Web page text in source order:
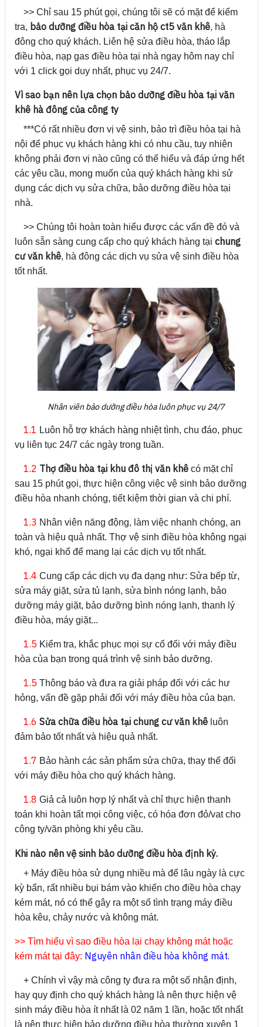
>> Chỉ sau 15 phút gọi, chúng tôi sẽ có mặt để kiểm
tra, bảo dưỡng điều hòa tại căn hộ ct5 văn khê, hà
đông cho quý khách. Liên hệ sửa điều hòa, tháo lắp
điều hòa, nạp gas điều hòa tại nhà ngay hôm nay chỉ
với 1 click gọi duy nhất, phục vụ 24/7.
Vì sao bạn nên lựa chọn bảo dưỡng điều hòa tại văn
khê hà đông của công ty
***Có rất nhiều đơn vị vệ sinh, bảo trì điều hòa tại hà
nội để phục vụ khách hàng khi có nhu cầu, tuy nhiên
không phải đơn vị nào cũng có thể hiểu và đáp ứng hết
các yêu cầu, mong muốn của quý khách hàng khi sử
dụng các dịch vụ sửa chữa, bảo dưỡng điều hòa tại
nhà.
>> Chúng tôi hoàn toàn hiểu được các vấn đề đó và
luôn sẵn sàng cung cấp cho quý khách hàng tại chung
cư văn khê, hà đông các dịch vụ sửa vệ sinh điều hòa
tốt nhất.
Nhân viên bảo dưỡng điều hòa luôn phục vụ 24/7
1.1 Luôn hỗ trợ khách hàng nhiệt tình, chu đáo, phục
vụ liên tục 24/7 các ngày trong tuần.
1.2 Thợ điều hòa tại khu đô thị văn khê có mặt chỉ
sau 15 phút gọi, thực hiện công việc vệ sinh bảo dưỡng
điều hòa nhanh chóng, tiết kiệm thời gian và chi phí.
1.3 Nhân viên năng động, làm việc nhanh chóng, an
toàn và hiệu quả nhất. Thợ vệ sinh điều hòa không ngại
khó, ngại khổ để mang lại các dịch vụ tốt nhất.
1.4 Cung cấp các dịch vụ đa dạng như: Sửa bếp từ,
sửa máy giặt, sửa tủ lạnh, sửa bình nóng lạnh, bảo
dưỡng máy giặt, bảo dưỡng bình nóng lạnh, thanh lý
điều hòa, máy giặt...
1.5 Kiểm tra, khắc phục mọi sự cố đối với máy điều
hòa của bạn trong quá trình vệ sinh bảo dưỡng.
1.5 Thông báo và đưa ra giải pháp đối với các hư
hỏng, vấn đề gặp phải đối với máy điều hòa của bạn.
1.6 Sửa chữa điều hòa tại chung cư văn khê luôn
đảm bảo tốt nhất và hiệu quả nhất.
1.7 Bảo hành các sản phẩm sửa chữa, thay thế đối
với máy điều hòa cho quý khách hàng.
1.8 Giả cả luôn hợp lý nhất và chỉ thực hiện thanh
toán khi hoàn tất mọi công việc, có hóa đơn đỏ/vat cho
công ty/văn phòng khi yêu cầu.
Khi nào nên vệ sinh bảo dưỡng điều hòa định kỳ.
+ Máy điều hòa sử dụng nhiều mà để lâu ngày là cực
kỳ bẩn, rất nhiều bụi bám vào khiến cho điều hòa chạy
kém mát, nó có thể gây ra một số tình trạng máy điều
hòa kêu, chảy nước và không mát.
>> Tìm hiểu vì sao điều hòa lại chạy không mát hoặc
kém mát tại đây: Nguyên nhân điều hòa không mát.
+ Chính vì vậy mà công ty đưa ra một số nhận định,
hay quy định cho quý khách hàng là nên thực hiện vệ
sinh máy điều hòa ít nhất là 02 năm 1 lần, hoặc tốt nhất
là nên thực hiện bảo dưỡng điều hòa thường xuyên 1